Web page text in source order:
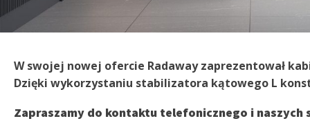
W swojej nowej ofercie Radaway zaprezentował
Dzięki wykorzystaniu stabilizatora kątowego L
Zapraszamy do kontaktu telefonicznego i naszych